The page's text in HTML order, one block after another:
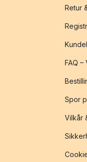
Retur
FAQ –
Spor
Vilkår